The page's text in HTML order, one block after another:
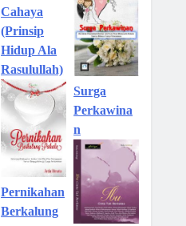
Cahaya
(Prinsip
Hidup Ala
Rasulullah)
Pernikahan
Berkalung
Surga
Perkawina
n